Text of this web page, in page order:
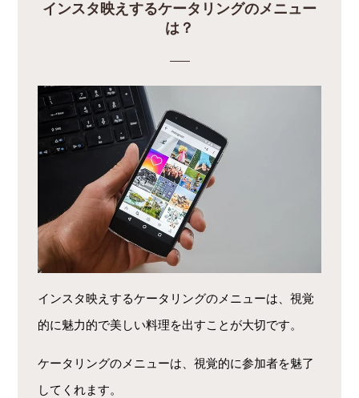
インスタ映えするケータリングのメニュー
は？
インスタ映えするケータリングのメニューは、視覚
的に魅力的で美しい料理を出すことが大切です。
ケータリングのメニューは、視覚的に参加者を魅了
してくれます。